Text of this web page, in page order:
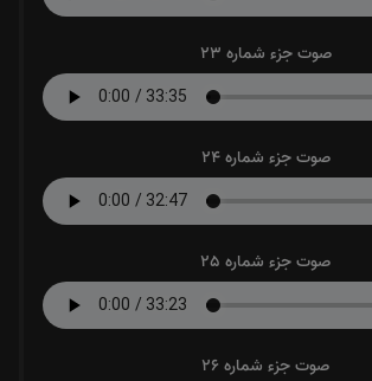
صوت جزء شماره 23
صوت جزء شماره 24
صوت جزء شماره 25
صوت جزء شماره 26